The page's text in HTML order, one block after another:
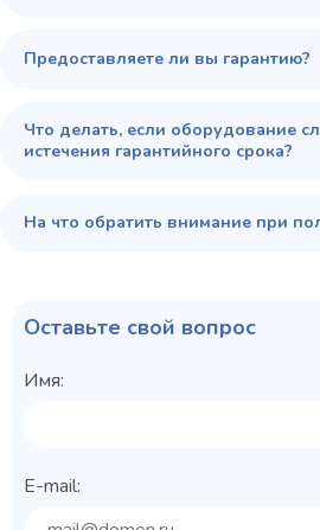
Предоставляете ли вы гарантию?
Что делать, если оборудование
истечения гарантийного срока?
На что обратить внимание при
Оставьте свой вопрос
Имя:
E-mail: